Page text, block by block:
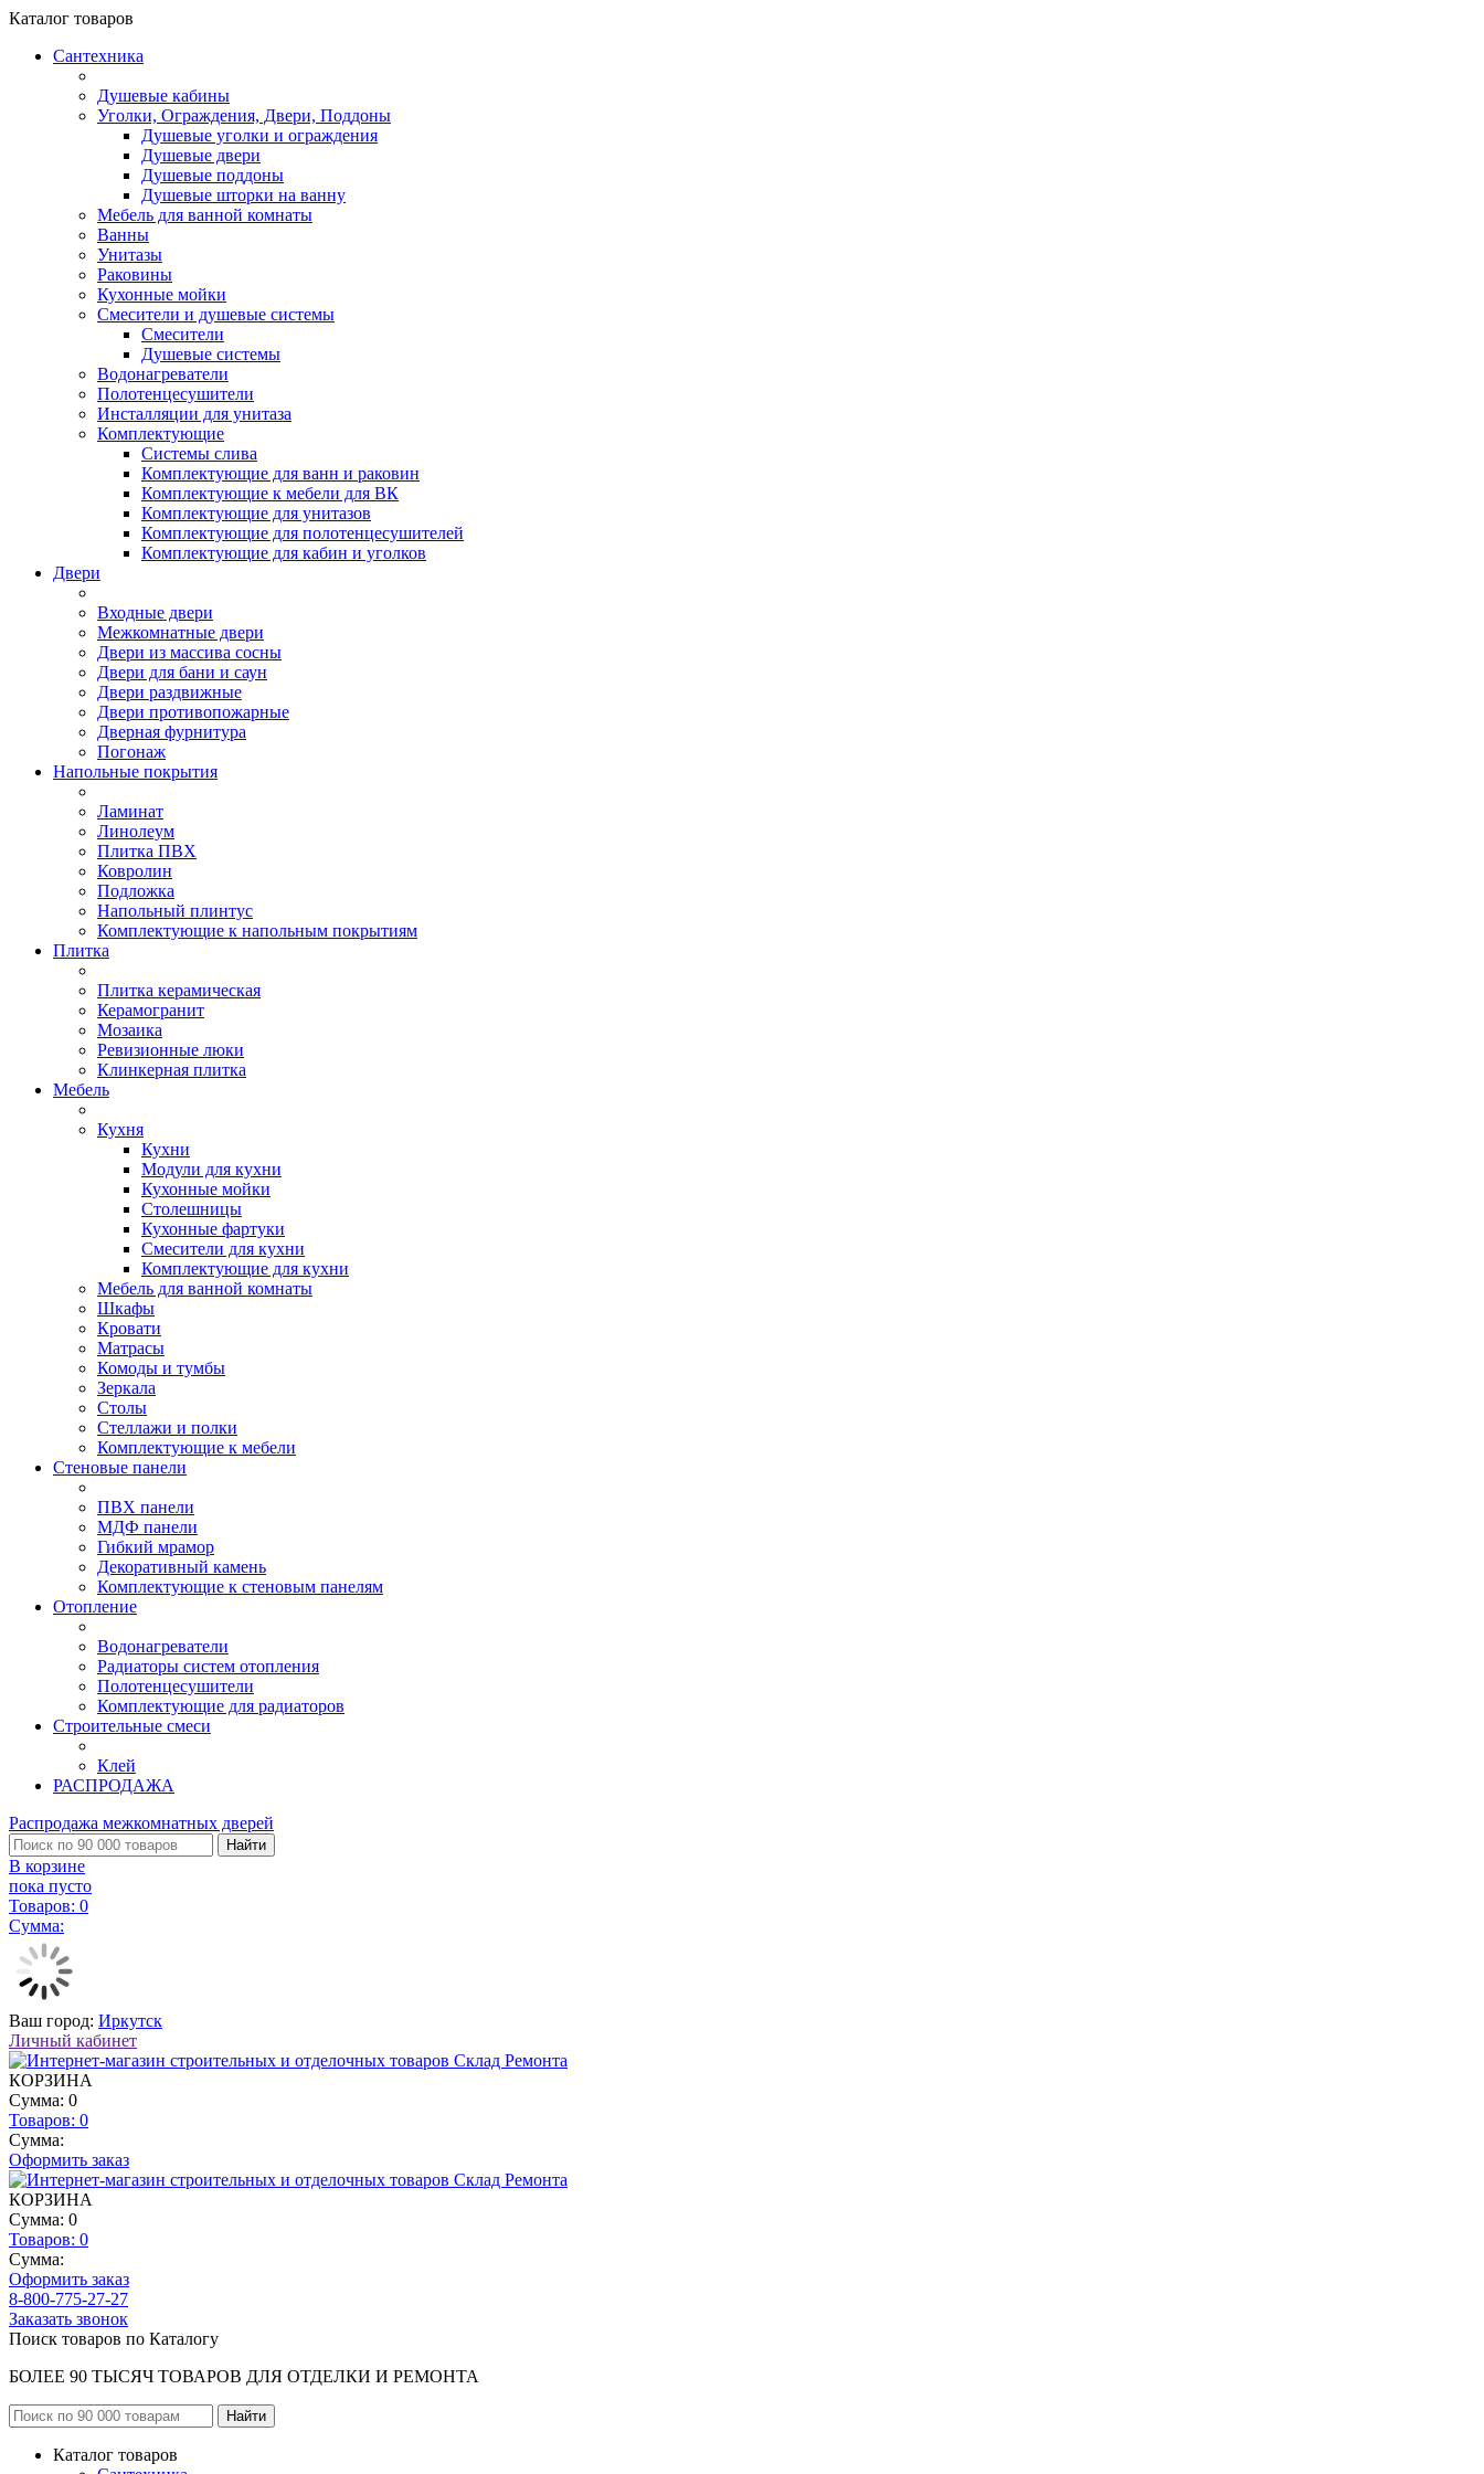
Каталог товаров
Сантехника
Душевые кабины
Уголки, Ограждения, Двери, Поддоны
Душевые уголки и ограждения
Душевые двери
Душевые поддоны
Душевые шторки на ванну
Мебель для ванной комнаты
Ванны
Унитазы
Раковины
Кухонные мойки
Смесители и душевые системы
Смесители
Душевые системы
Водонагреватели
Полотенцесушители
Инсталляции для унитаза
Комплектующие
Системы слива
Комплектующие для ванн и раковин
Комплектующие к мебели для ВК
Комплектующие для унитазов
Комплектующие для полотенцесушителей
Комплектующие для кабин и уголков
Двери
Входные двери
Межкомнатные двери
Двери из массива сосны
Двери для бани и саун
Двери раздвижные
Двери противопожарные
Дверная фурнитура
Погонаж
Напольные покрытия
Ламинат
Линолеум
Плитка ПВХ
Ковролин
Подложка
Напольный плинтус
Комплектующие к напольным покрытиям
Плитка
Плитка керамическая
Керамогранит
Мозаика
Ревизионные люки
Клинкерная плитка
Мебель
Кухня
Кухни
Модули для кухни
Кухонные мойки
Столешницы
Кухонные фартуки
Смесители для кухни
Комплектующие для кухни
Мебель для ванной комнаты
Шкафы
Кровати
Матрасы
Комоды и тумбы
Зеркала
Столы
Стеллажи и полки
Комплектующие к мебели
Стеновые панели
ПВХ панели
МДФ панели
Гибкий мрамор
Декоративный камень
Комплектующие к стеновым панелям
Отопление
Водонагреватели
Радиаторы систем отопления
Полотенцесушители
Комплектующие для радиаторов
Строительные смеси
Клей
РАСПРОДАЖА
Распродажа межкомнатных дверей
Найти
В корзине
пока пусто
Товаров: 0
Сумма:
Ваш город: Иркутск
Личный кабинет
КОРЗИНА
Сумма: 0
Товаров: 0
Сумма:
Оформить заказ
КОРЗИНА
Сумма: 0
Товаров: 0
Сумма:
Оформить заказ
8-800-775-27-27
Заказать звонок
Поиск товаров по Каталогу
БОЛЕЕ 90 ТЫСЯЧ ТОВАРОВ ДЛЯ ОТДЕЛКИ И РЕМОНТА
Каталог товаров